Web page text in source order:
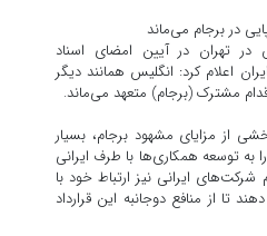
در برجام می‌ماند
در تهران در آیین امضای اسناد
اعلام کرد: انگلیس همانند دیگر
مشترک (برجام) متعهد می‌ماند.
از مزایای مشهود برجام، بسیار
به توسعه همکاری‌ها با طرف ایرانی
شرکت‌های ایرانی نیز ارتباط خود با
تا از منافع دوجانبه این قرارداد